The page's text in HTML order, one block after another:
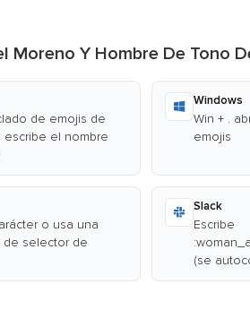
Moreno Y Hombre De Tono
de emojis de
escribe el nombre
Windows
Win + .
emojis
o usa una
de selector de
Slack
Escribe
(se